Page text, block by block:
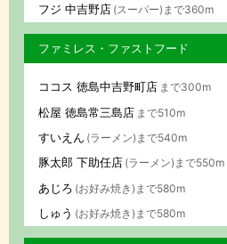
フジ 中吉野店 (スーパー)まで360m
ファミレス・ファストフード
ココス 徳島中吉野町店 まで300m
松屋 徳島常三島店 まで510m
すいえん (ラーメン)まで540m
豚太郎 下助任店 (ラーメン)まで550m
あじろ (お好み焼き)まで580m
しゅう (お好み焼き)まで580m